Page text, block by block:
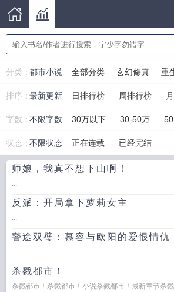
分类： 全部分类 玄幻修真 重
都市小说
排序： 日排行榜 周排行榜
最新更新
字数：不限字数 30万以下 30-50万
状态：不限状态 正在连载 已经完结
师娘，我真不想下山啊！
...
反派：开局拿下萝莉女主
...
警途双璧：慕容与欧阳的爱恨情仇
...
杀戮都市！
杀戮都市！杀戮都市！小说杀戮都市！最新章节杀